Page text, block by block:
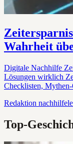
Wahrheit
Digitale Nachhilfe
Lösungen wirklich
Checklisten,
Redaktion
Top-